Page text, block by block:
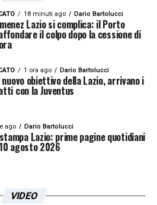
18 minuti ago Dario Bartolucci
Lazio si complica: il Porto
il colpo dopo la cessione di
1 ora ago Dario Bartolucci
obiettivo della Lazio, arrivano i
con la Juventus
ago Dario Bartolucci
Lazio: prime pagine quotidiani
agosto 2026
VIDEO